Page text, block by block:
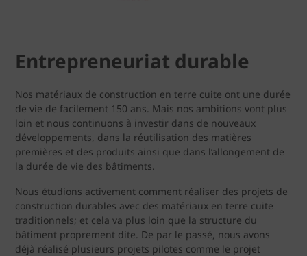
Entrepreneuriat durable
Nos matériaux de construction en terre cuite ont une durée
de vie de facilement 150 ans. Mais nos ambitions vont plus
loin et nous continuons à investir dans de nouveaux
développements, dans la réutilisation des matières
premières et des produits ainsi que dans l’allongement de
la durée de vie des bâtiments.
Nous étudions activement comment réaliser des projets de
construction durables avec des matériaux en terre cuite
traditionnels; et cela va plus loin que la structure du
bâtiment proprement dite. De par le passé, nous avons
déjà réalisé plusieurs projets pilotes comme le projet